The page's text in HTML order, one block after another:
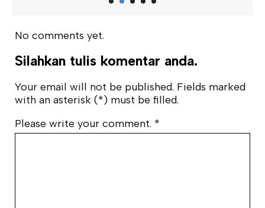
No comments yet.
Silahkan tulis komentar anda.
Your email will not be published. Fields marked
with an asterisk (*) must be filled.
Please write your comment. *